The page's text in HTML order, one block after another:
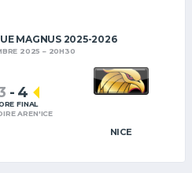
MAGNUS 2025-2026
2025 20H30
NICE
- 4
FINAL
AREN'ICE